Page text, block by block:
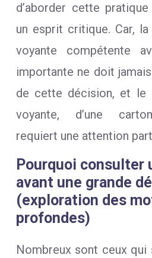
d’aborder cette
un esprit critique. Car, la
voyante compétente
importante ne doit
de cette décision, et le
voyante, d’une
requiert une attention
Pourquoi consulter
avant une grande
(exploration des
profondes)
Nombreux sont ceux